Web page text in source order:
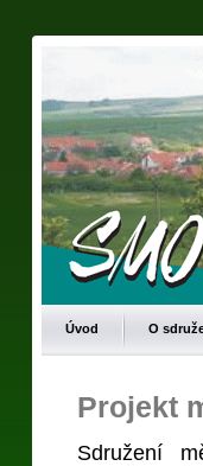
Úvod O
Projekt
Sdružení